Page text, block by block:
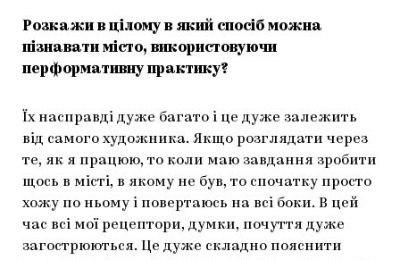
Розкажи в цілому в який спосіб можна
пізнавати місто, використовуючи
перформативну практику?
Їх насправді дуже багато і це дуже залежить
від самого художника. Якщо розглядати через
те, як я працюю, то коли маю завдання зробити
щось в місті, в якому не був, то спочатку просто
хожу по ньому і повертаюсь на всі боки. В цей
час всі мої рецептори, думки, почуття дуже
загострюються. Це дуже складно пояснити